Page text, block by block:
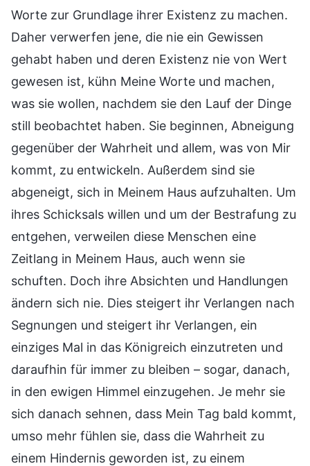
Worte zur Grundlage ihrer Existenz zu machen.
Daher verwerfen jene, die nie ein Gewissen
gehabt haben und deren Existenz nie von Wert
gewesen ist, kühn Meine Worte und machen,
was sie wollen, nachdem sie den Lauf der Dinge
still beobachtet haben. Sie beginnen, Abneigung
gegenüber der Wahrheit und allem, was von Mir
kommt, zu entwickeln. Außerdem sind sie
abgeneigt, sich in Meinem Haus aufzuhalten. Um
ihres Schicksals willen und um der Bestrafung zu
entgehen, verweilen diese Menschen eine
Zeitlang in Meinem Haus, auch wenn sie
schuften. Doch ihre Absichten und Handlungen
ändern sich nie. Dies steigert ihr Verlangen nach
Segnungen und steigert ihr Verlangen, ein
einziges Mal in das Königreich einzutreten und
daraufhin für immer zu bleiben – sogar, danach,
in den ewigen Himmel einzugehen. Je mehr sie
sich danach sehnen, dass Mein Tag bald kommt,
umso mehr fühlen sie, dass die Wahrheit zu
einem Hindernis geworden ist, zu einem